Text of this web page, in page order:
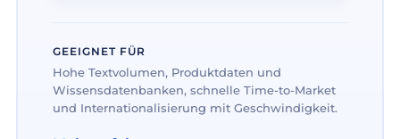
GEEIGNET FÜR
Hohe Textvolumen, Produktdaten und
Wissensdatenbanken, schnelle Time-to-Market
und Internationalisierung mit Geschwindigkeit.